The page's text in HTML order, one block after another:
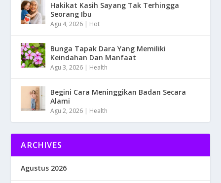
Hakikat Kasih Sayang Tak Terhingga
Seorang Ibu
Agu 4, 2026 | Hot
Bunga Tapak Dara Yang Memiliki
Keindahan Dan Manfaat
Agu 3, 2026 | Health
Begini Cara Meninggikan Badan Secara
Alami
Agu 2, 2026 | Health
ARCHIVES
Agustus 2026